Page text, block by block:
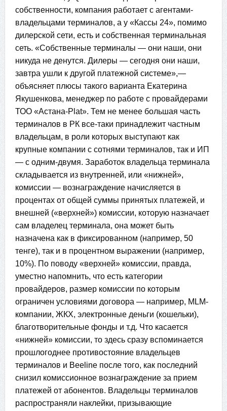
собственности, компания работает с агентами-
владельцами терминалов, а у «Кассы 24», помимо
дилерской сети, есть и собственная терминальная
сеть. «Собственные терминалы — они наши, они
никуда не денутся. Дилеры — сегодня они наши,
завтра ушли к другой платежной системе»,—
объясняет плюсы такого варианта Екатерина
Якушенкова, менеджер по работе с провайдерами
ТОО «Астана-Plat». Тем не менее большая часть
терминалов в РК все-таки принадлежит частным
владельцам, в роли которых выступают как
крупные компании с сотнями терминалов, так и ИП
— с одним-двумя. Заработок владельца терминала
складывается из внутренней, или «нижней»,
комиссии — вознаграждение начисляется в
процентах от общей суммы принятых платежей, и
внешней («верхней») комиссии, которую назначает
сам владелец терминала, она может быть
назначена как в фиксированном (например, 50
тенге), так и в процентном выражении (например,
10%). По поводу «верхней» комиссии, правда,
уместно напомнить, что есть категории
провайдеров, размер комиссии по которым
ограничен условиями договора — например, MLM-
компании, ЖКХ, электронные деньги (кошельки),
благотворительные фонды и т.д. Что касается
«нижней» комиссии, то здесь сразу вспоминается
прошлогоднее противостояние владельцев
терминалов и Beeline после того, как последний
снизил комиссионное вознаграждение за прием
платежей от абонентов. Владельцы терминалов
распространяли наклейки, призывающие